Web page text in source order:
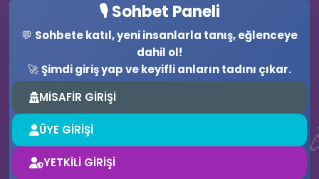
🎙️ Sohbet Paneli
💬 Sohbete katıl, yeni insanlarla tanış, eğlenceye
dahil ol!
🚀Şimdi giriş yap ve keyifli anların tadını çıkar.
MİSAFİR GİRİŞİ
ÜYE GİRİŞİ
YETKİLİ GİRİŞİ